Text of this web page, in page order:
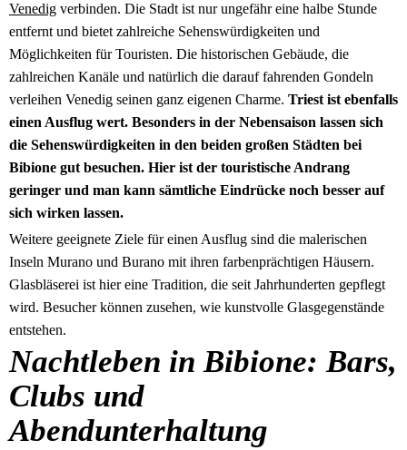
Venedig verbinden. Die Stadt ist nur ungefähr eine halbe Stunde
entfernt und bietet zahlreiche Sehenswürdigkeiten und
Möglichkeiten für Touristen. Die historischen Gebäude, die
zahlreichen Kanäle und natürlich die darauf fahrenden Gondeln
verleihen Venedig seinen ganz eigenen Charme. Triest ist ebenfalls
einen Ausflug wert. Besonders in der Nebensaison lassen sich
die Sehenswürdigkeiten in den beiden großen Städten bei
Bibione gut besuchen. Hier ist der touristische Andrang
geringer und man kann sämtliche Eindrücke noch besser auf
sich wirken lassen.
Weitere geeignete Ziele für einen Ausflug sind die malerischen
Inseln Murano und Burano mit ihren farbenprächtigen Häusern.
Glasbläserei ist hier eine Tradition, die seit Jahrhunderten gepflegt
wird. Besucher können zusehen, wie kunstvolle Glasgegenstände
entstehen.
Nachtleben in Bibione: Bars,
Clubs und
Abendunterhaltung